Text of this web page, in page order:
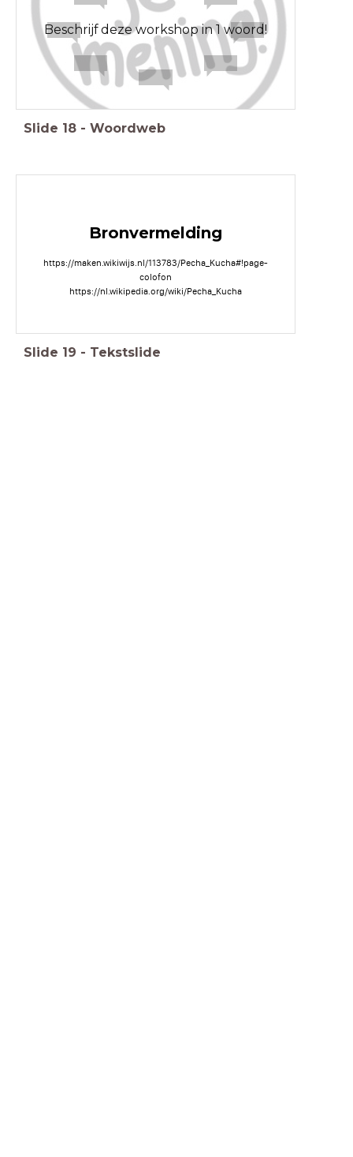
Beschrijf deze workshop in 1 woord!
Slide 18 - Woordweb
Bronvermelding
https://maken.wikiwijs.nl/113783/Pecha_Kucha#!page-
colofon
https://nl.wikipedia.org/wiki/Pecha_Kucha
Slide 19 - Tekstslide